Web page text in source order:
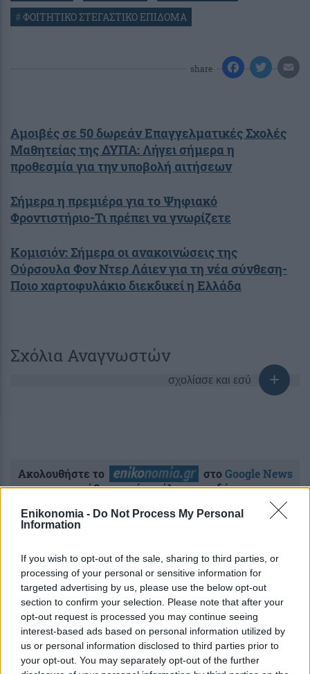
Enikonomia - Do Not Process My Personal
Information
If you wish to opt-out of the sale, sharing to third parties, or
processing of your personal or sensitive information for
targeted advertising by us, please use the below opt-out
section to confirm your selection. Please note that after your
opt-out request is processed you may continue seeing
interest-based ads based on personal information utilized by
us or personal information disclosed to third parties prior to
your opt-out. You may separately opt-out of the further
#ΦΟΙΤΗΤΙΚΟ ΣΤΕΓΑΣΤΙΚΟ ΕΠΙΔΟΜΑ
share
Αμοιβές σε 50 δωρεάν Επαγγελματικές Σχολές
Μαθητείας της ΔΥΠΑ: Λήγει σήμερα η
προθεσμία για την υποβολή αιτήσεων
Σήμερα η πρεμιέρα για το Ψηφιακό
Φροντιστήριο-Τι πρέπει να γνωρίζετε
Κομισιόν: Σήμερα οι ανακοινώσεις της
Ούρσουλα Φον Ντερ Λάιεν για τη νέα σύνθεση-
Ποιο χαρτοφυλάκιο διεκδικεί η Ελλάδα
Σχόλια Αναγνωστών
σχολίασε και εσύ
Ακολουθήστε το στοGoogle News
και μάθετε πρώτοι όλες τις ειδήσεις
Δείτε όλες τις τελευταίεςΕιδήσειςαπό την Ελλάδα
Ροή Οικονομία Επιχειρήσεις Επικαιρότητα
9 ώρες πριν